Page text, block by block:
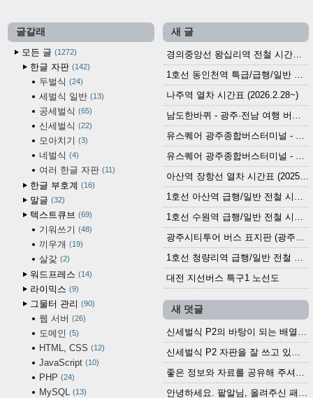
글갈래
모든 글
1272
한글 자판 142
두벌식 24
세벌식 일반 13
공세벌식 65
신세벌식 22
모아치기 3
네벌식 4
여러 한글 자판 11
한글 부호계 16
말글 32
텍스트큐브 69
기워쓰기 48
끼우개 19
살갗 2
워드프레스 14
라이믹스 9
그물터 관리 90
웹 서버 26
도메인 5
HTML, CSS 12
JavaScript 10
PHP 24
MySQL 13
새 글
경의중앙선 왕십리역 전철 시간표 (2026.4.20~)
나주역 열차 시간표 (2026.2.28~)
아산역 장항선 열차 시간표 (2025.12.30 기준) (무궁화호, ITX-마음, 새마을호, 서해금빛열차)
대전 지선버스 특구1 노선도
새 덧글